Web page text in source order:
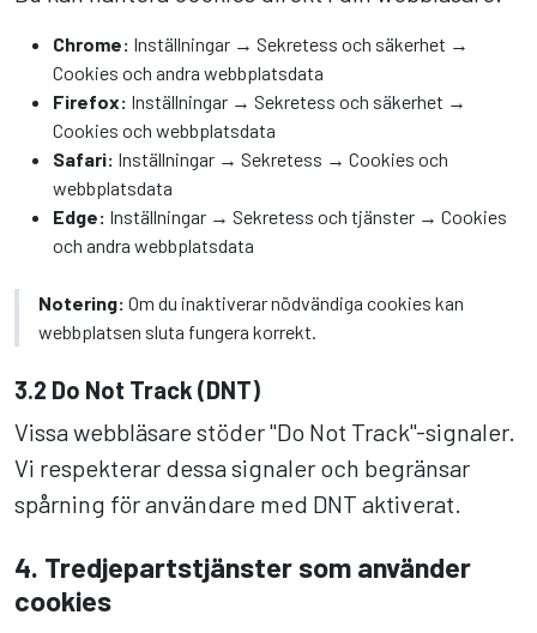
Chrome: Inställningar → Sekretess och säkerhet →
Cookies och andra webbplatsdata
Firefox: Inställningar → Sekretess och säkerhet →
Cookies och webbplatsdata
Safari: Inställningar → Sekretess → Cookies och
webbplatsdata
Edge: Inställningar → Sekretess och tjänster → Cookies
och andra webbplatsdata
Notering: Om du inaktiverar nödvändiga cookies kan
webbplatsen sluta fungera korrekt.
3.2 Do Not Track (DNT)
Vissa webbläsare stöder "Do Not Track"-signaler.
Vi respekterar dessa signaler och begränsar
spårning för användare med DNT aktiverat.
4. Tredjepartstjänster som använder
cookies